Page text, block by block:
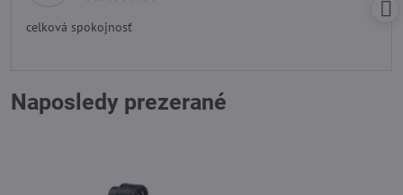
celková spokojnosť
Naposledy prezerané